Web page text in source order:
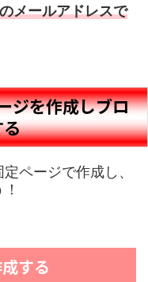
メールアドレスで
ジを作成しブロ
ページで作成し、
する